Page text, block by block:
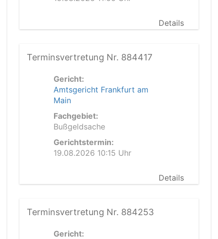
Details
Terminsvertretung Nr. 884417
Gericht:
Amtsgericht Frankfurt am
Main
Fachgebiet:
Bußgeldsache
Gerichtstermin:
19.08.2026 10:15 Uhr
Details
Terminsvertretung Nr. 884253
Gericht: